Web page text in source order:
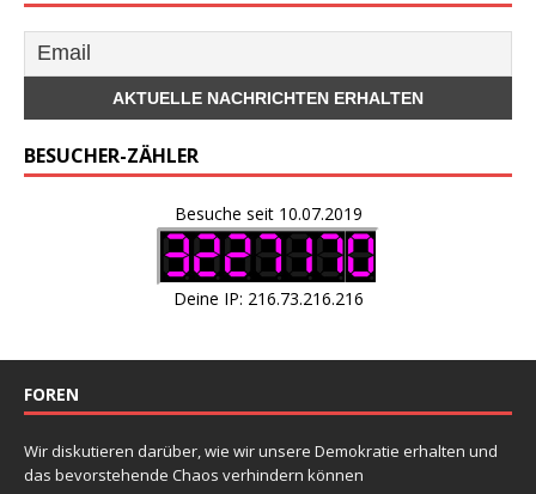
BESUCHER-ZÄHLER
Besuche seit 10.07.2019
Deine IP: 216.73.216.216
FOREN
Wir diskutieren darüber, wie wir unsere Demokratie erhalten und
das bevorstehende Chaos verhindern können